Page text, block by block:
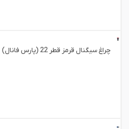
چراغ سیگنال قرمز قطر 22 (پارس فانال)